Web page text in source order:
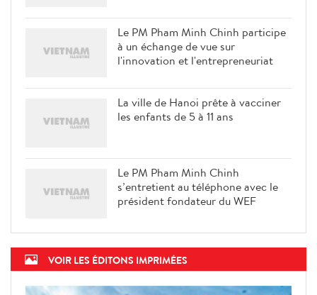
Le PM Pham Minh Chinh participe
à un échange de vue sur
l'innovation et l'entrepreneuriat
La ville de Hanoi prête à vacciner
les enfants de 5 à 11 ans
Le PM Pham Minh Chinh
s’entretient au téléphone avec le
président fondateur du WEF
VOIR LES ÉDITONS IMPRIMÉES